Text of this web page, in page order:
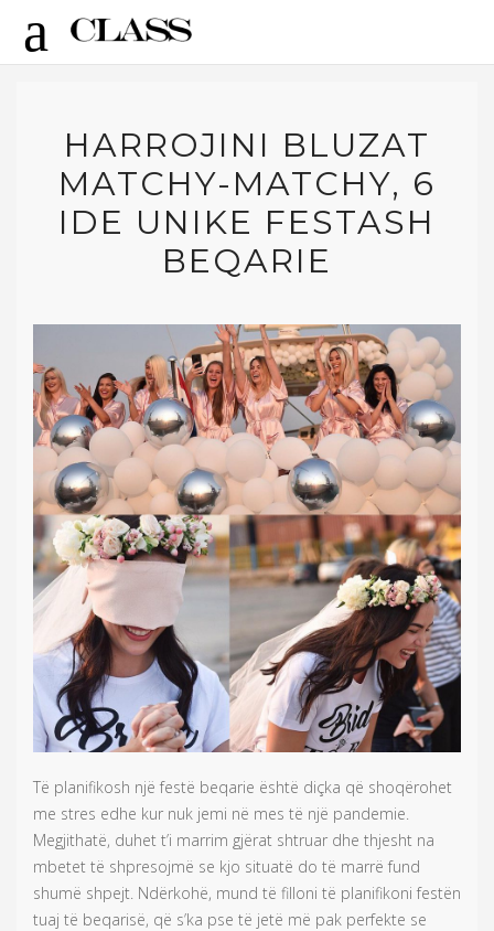
HARROJINI BLUZAT
MATCHY-MATCHY, 6
IDE UNIKE FESTASH
BEQARIE
Të planifikosh një festë beqarie është diçka që shoqërohet
me stres edhe kur nuk jemi në mes të një pandemie.
Megjithatë, duhet t’i marrim gjërat shtruar dhe thjesht na
mbetet të shpresojmë se kjo situatë do të marrë fund
shumë shpejt. Ndërkohë, mund të filloni të planifikoni festën
tuaj të beqarisë, që s’ka pse të jetë më pak perfekte se